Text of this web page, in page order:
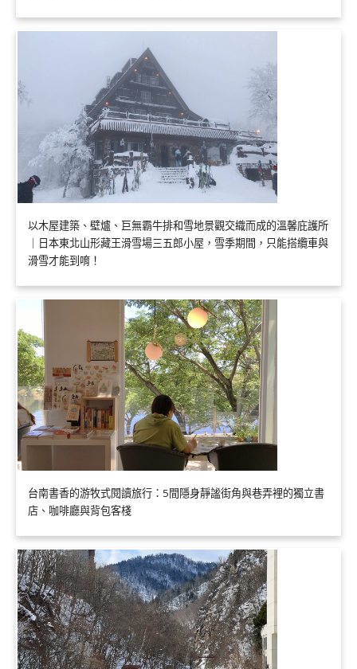
以木屋建築、壁爐、巨無霸牛排和雪地景觀交織而成的溫馨庇護所
｜日本東北山形藏王滑雪場三五郎小屋，雪季期間，只能搭纜車與
滑雪才能到唷！
台南書香的游牧式閱讀旅行：5間隱身靜謐街角與巷弄裡的獨立書
店、咖啡廳與背包客棧